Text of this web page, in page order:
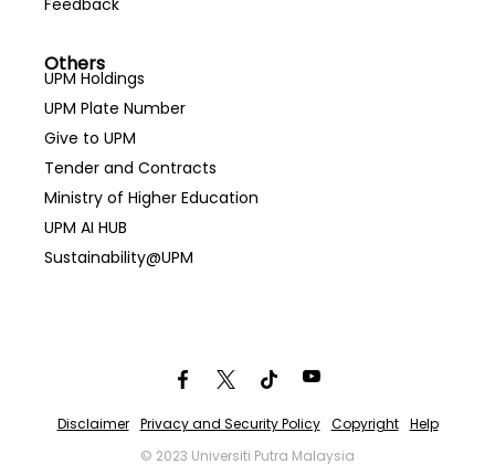
Others
UPM Holdings
UPM Plate Number
Give to UPM
Tender and Contracts
Ministry of Higher Education
UPM AI HUB
Sustainability@UPM
Disclaimer Privacy and Security Policy Copyright
Help
© 2023 Universiti Putra Malaysia